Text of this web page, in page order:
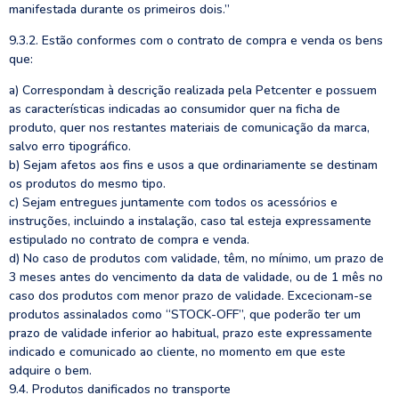
manifestada durante os primeiros dois.”
9.3.2. Estão conformes com o contrato de compra e venda os bens
que:
a) Correspondam à descrição realizada pela Petcenter e possuem
as características indicadas ao consumidor quer na ficha de
produto, quer nos restantes materiais de comunicação da marca,
salvo erro tipográfico.
b) Sejam afetos aos fins e usos a que ordinariamente se destinam
os produtos do mesmo tipo.
c) Sejam entregues juntamente com todos os acessórios e
instruções, incluindo a instalação, caso tal esteja expressamente
estipulado no contrato de compra e venda.
d) No caso de produtos com validade, têm, no mínimo, um prazo de
3 meses antes do vencimento da data de validade, ou de 1 mês no
caso dos produtos com menor prazo de validade. Excecionam-se
produtos assinalados como “STOCK-OFF”, que poderão ter um
prazo de validade inferior ao habitual, prazo este expressamente
indicado e comunicado ao cliente, no momento em que este
adquire o bem.
9.4. Produtos danificados no transporte